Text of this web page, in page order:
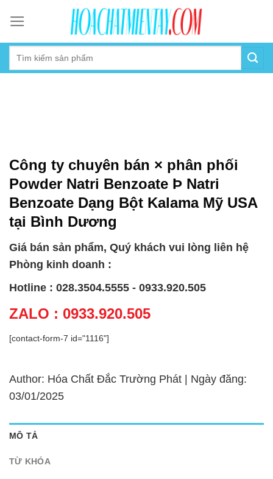
content
Công ty chuyên bán × phân phối
Powder Natri Benzoate Þ Natri
Benzoate Dạng Bột Kalama Mỹ USA
tại Bình Dương
Giá bán sản phẩm, Quý khách vui lòng liên hệ
Phòng kinh doanh :
Hotline : 028.3504.5555 - 0933.920.505
ZALO : 0933.920.505
[contact-form-7 id="1116"]
Author: Hóa Chất Đắc Trường Phát | Ngày đăng:
03/01/2025
MÔ TẢ
TỪ KHÓA